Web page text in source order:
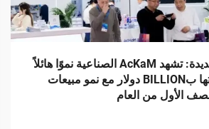
الصعود إلى آفاق جديدة: تشهد AcKaM الصناعية نموًا هائلاً
في سوق تقدر قيمتها بBILLION دولار مع نمو مبيعات